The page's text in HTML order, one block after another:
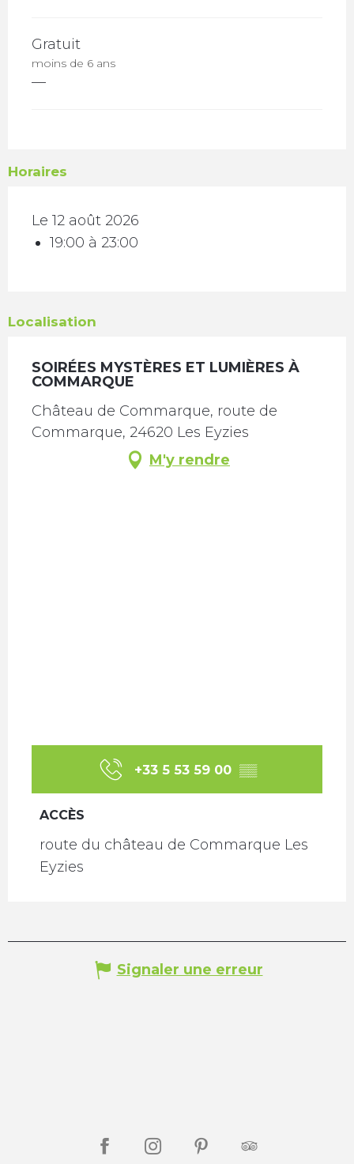
Gratuit
moins de 6 ans
—
Horaires
Le 12 août 2026
19:00 à 23:00
Localisation
SOIRÉES MYSTÈRES ET LUMIÈRES À
COMMARQUE
Château de Commarque, route de
Commarque, 24620 Les Eyzies
M'y rendre
+33 5 53 59 00 ▒▒
ACCÈS
ACCÈS
route du château de Commarque Les
Eyzies
Signaler une erreur